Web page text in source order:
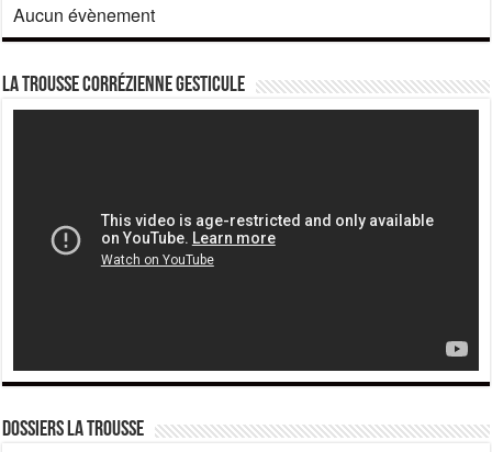
Aucun évènement
La Trousse corrézienne gesticule
Dossiers La Trousse